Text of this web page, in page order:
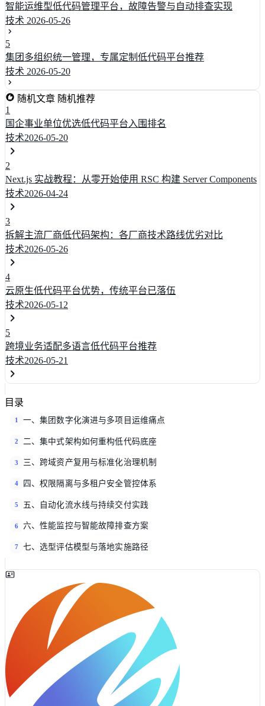
智能运维型低代码管理平台，故障告警与自动排查实现
技术 2026-05-26
5
集团多组织统一管理，专属定制低代码平台推荐
技术 2026-05-20
随机文章 随机推荐
1
国企事业单位优选低代码平台入围排名
技术2026-05-20
2
Next.js 实战教程：从零开始使用 RSC 构建 Server Components
技术2026-04-24
3
拆解主流厂商低代码架构：各厂商技术路线优劣对比
技术2026-05-26
4
云原生低代码平台优势，传统平台已落伍
技术2026-05-12
5
跨境业务适配多语言低代码平台推荐
技术2026-05-21
目录
1 一、集团数字化演进与多项目运维痛点
2 二、集中式架构如何重构低代码底座
3 三、跨域资产复用与标准化治理机制
4 四、权限隔离与多租户安全管控体系
5 五、自动化流水线与持续交付实践
6 六、性能监控与智能故障排查方案
7 七、选型评估模型与落地实施路径